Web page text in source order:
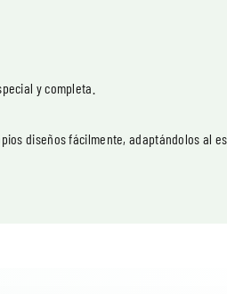
y completa.
diseños fácilmente, adaptándolos al